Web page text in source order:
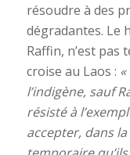
résoudre à des
dégradantes. Le
Raffin, n’est pas
croise au Laos :
l’indigène, sauf
résisté à
accepter, dans